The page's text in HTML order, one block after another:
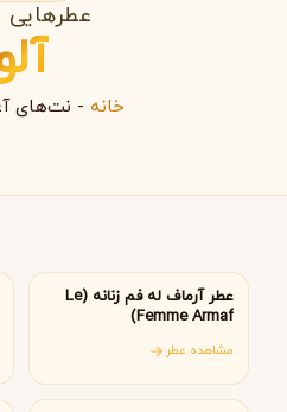
عطرهایی
خانه - نت‌های
عطر آرماف له فم زنانه (Le
Femme Armaf)
مشاهده عطر